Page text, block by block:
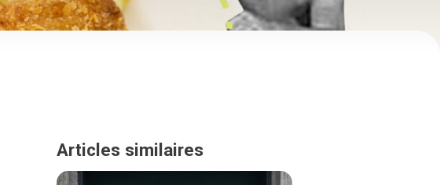
Articles similaires